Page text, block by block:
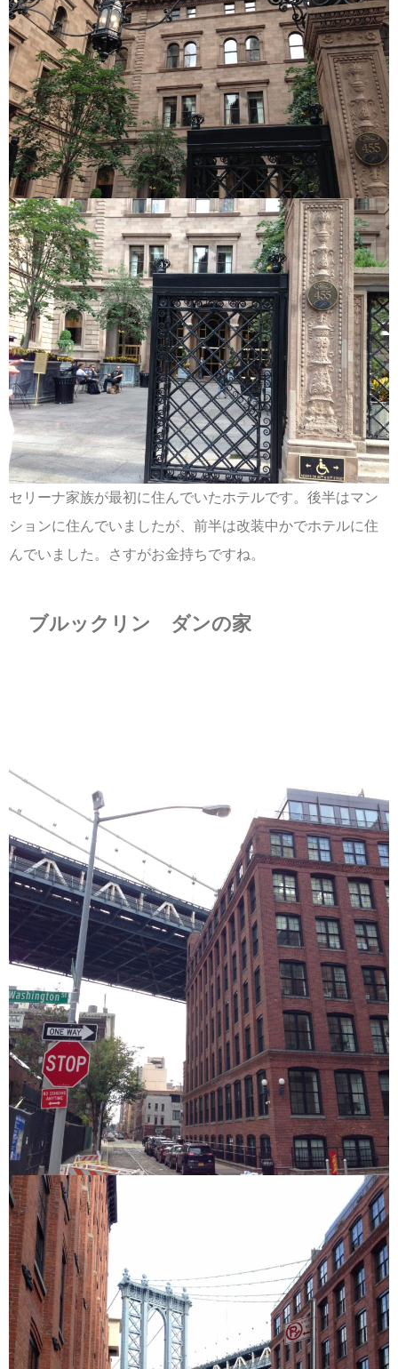
セリーナ家族が最初に住んでいたホテルです。後半はマン
ションに住んでいましたが、前半は改装中かでホテルに住
んでいました。さすがお金持ちですね。
ブルックリン ダンの家